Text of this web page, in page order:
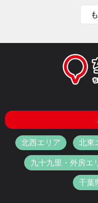
北西エリア 北東
九十九里・外房エ
千葉